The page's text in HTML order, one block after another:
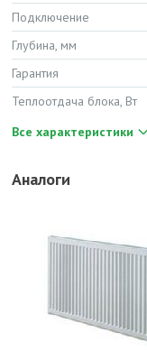
Подключение
Глубина, мм
Гарантия
Теплоотдача блока, Вт
Все характеристики
Аналоги